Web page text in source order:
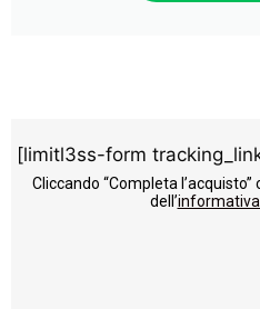
[limitl3ss-form
Cliccando “Completa
dell’